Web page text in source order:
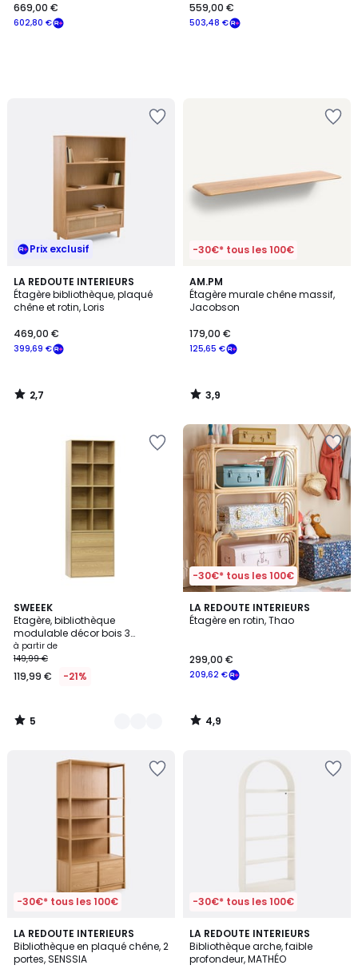
602,80 €
669,00 €
503,48 €
559,00 €
Prix exclusif
LA REDOUTE INTERIEURS
Étagère bibliothèque, plaqué
chêne et rotin, Loris
399,69 €
469,00 €
2,7
/ 5
2,7
/
-30€* tous les 100€
AM.PM
Étagère murale chêne massif,
Jacobson
125,65 €
179,00 €
3,9
/ 5
3,9
/
SWEEEK
Etagère, bibliothèque
modulable décor bois 3
éléments - 3 tiroirs 8 niches
KOMPO
à partir de
149,99 €
119,99 € -21%
5
/
5
3
Couleurs
5
/
-30€* tous les 100€
LA REDOUTE INTERIEURS
Étagère en rotin, Thao
209,62 €
299,00 €
4,9
/ 5
4,9
/
-30€* tous les 100€
LA REDOUTE INTERIEURS
Bibliothèque en plaqué chêne, 2
portes, SENSSIA
3
/
5
-30€* tous les 100€
LA REDOUTE INTERIEURS
Bibliothèque arche, faible
profondeur, MATHÉO